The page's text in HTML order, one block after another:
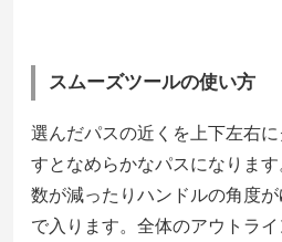
スムーズツールの使い方
選んだパスの近くを上下左右
すとなめらかなパスになりま
数が減ったりハンドルの角度
で入ります。全体のアウトラ